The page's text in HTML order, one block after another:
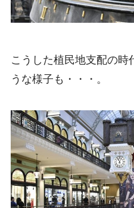
こうした植民地支配の時
うな様子も・・・。